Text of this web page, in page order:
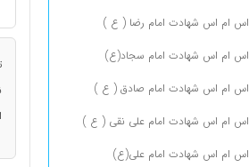
اس ام اس شهادت امام رضا ( ع )
اس ام اس شهادت امام سجاد(ع)
اس ام اس شهادت امام صادق ( ع )
اس ام اس شهادت امام علی نقی ( ع )
اس ام اس شهادت امام علی(ع)